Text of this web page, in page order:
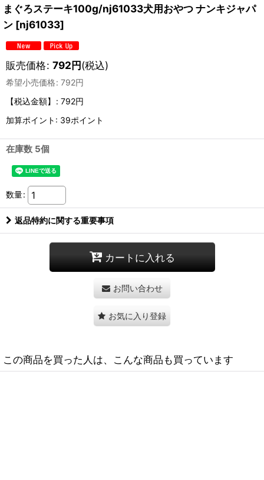
まぐろステーキ100g/nj61033犬用おやつ ナンキジャパ
ン [nj61033]
販売価格: 792円(税込)
希望小売価格: 792円
【税込金額】
: 792円
加算ポイント: 39ポイント
在庫数 5個
数量:
返品特約に関する重要事項
カートに入れる
お問い合わせ
お気に入り登録
この商品を買った人は、こんな商品も買っています